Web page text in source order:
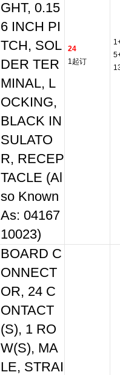
GHT, 0.15
6 INCH PI
TCH, SOL
DER TER
MINAL, L
OCKING,
BLACK IN
SULATO
R, RECEP
TACLE (Al
so Known
As: 04167
10023)
24
1起订
BOARD C
ONNECT
OR, 24 C
ONTACT
(S), 1 RO
W(S), MA
LE, STRAI